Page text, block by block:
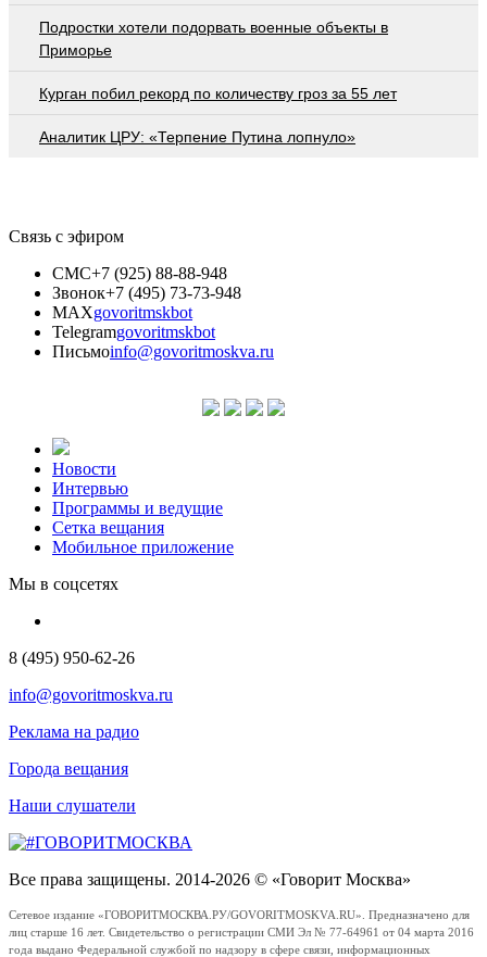
Подростки хотели подорвать военные объекты в
Приморье
Курган побил рекорд по количеству гроз за 55 лет
Аналитик ЦРУ: «Терпение Путина лопнуло»
Связь с эфиром
СМС+7 (925) 88-88-948
Звонок+7 (495) 73-73-948
MAXgovoritmskbot
Telegramgovoritmskbot
Письмоinfo@govoritmoskva.ru
Новости
Интервью
Программы и ведущие
Сетка вещания
Мобильное приложение
Мы в соцсетях
8 (495) 950-62-26
info@govoritmoskva.ru
Реклама на радио
Города вещания
Наши слушатели
Все права защищены. 2014-2026 © «Говорит Москва»
Сетевое издание «ГОВОРИТМОСКВА.РУ/GOVORITMOSKVA.RU». Предназначено для
лиц старше 16 лет. Свидетельство о регистрации СМИ Эл № 77-64961 от 04 марта 2016
года выдано Федеральной службой по надзору в сфере связи, информационных